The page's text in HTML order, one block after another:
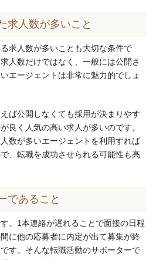
求人数が多いこと
求人数が多いことも大切な条件で
人数だけではなく、一般には公開さ
エージェントは非常に魅力的でしょ
ば公開しなくても採用が決まりやす
良く人気の高い求人が多いのです。
数が多いエージェントを利用すれば
、転職を成功させられる可能性も高
であること
。1本連絡が遅れることで面接の日程
に他の応募者に内定が出て募集が終
す。そんな転職活動のサポーターで